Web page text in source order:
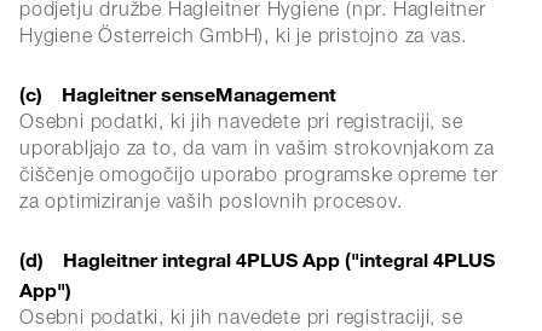
podjetju družbe Hagleitner Hygiene (npr. Hagleitner
Hygiene Österreich GmbH), ki je pristojno za vas.
(c) Hagleitner senseManagement
Osebni podatki, ki jih navedete pri registraciji, se
uporabljajo za to, da vam in vašim strokovnjakom za
čiščenje omogočijo uporabo programske opreme ter
za optimiziranje vaših poslovnih procesov.
(d) Hagleitner integral 4PLUS App ("integral 4PLUS
App")
Osebni podatki, ki jih navedete pri registraciji, se